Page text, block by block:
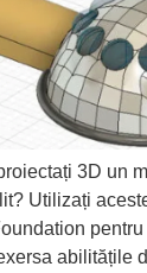
3D un
Utilizați
abilitățile